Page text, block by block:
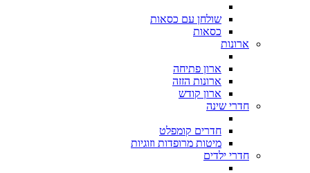
שולחן עם כסאות
כסאות
ארונות
ארון פתיחה
ארונות הזזה
ארון קודש
חדרי שינה
חדרים קומפלט
מיטות מרופדות וזוגיות
חדרי ילדים